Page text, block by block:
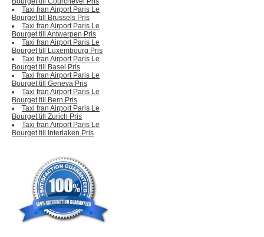
Taxi fran Airport Paris Le
Bourget till Brussels Pris
Taxi fran Airport Paris Le
Bourget till Antwerpen Pris
Taxi fran Airport Paris Le
Bourget till Luxembourg Pris
Taxi fran Airport Paris Le
Bourget till Basel Pris
Taxi fran Airport Paris Le
Bourget till Geneva Pris
Taxi fran Airport Paris Le
Bourget till Bern Pris
Taxi fran Airport Paris Le
Bourget till Zurich Pris
Taxi fran Airport Paris Le
Bourget till Interlaken Pris